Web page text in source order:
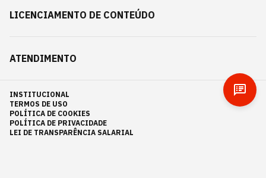
LICENCIAMENTO DE CONTEÚDO
ATENDIMENTO
INSTITUCIONAL
TERMOS DE USO
POLÍTICA DE COOKIES
POLÍTICA DE PRIVACIDADE
LEI DE TRANSPARÊNCIA SALARIAL